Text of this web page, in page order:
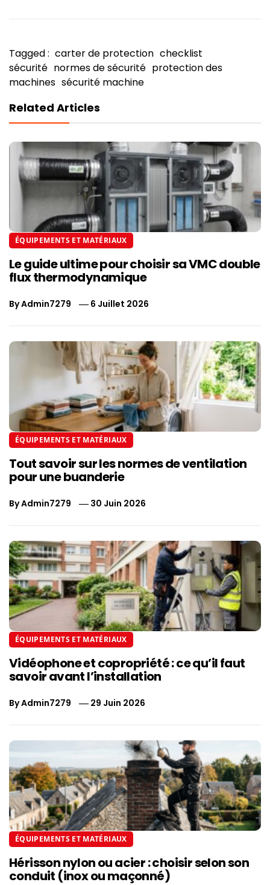
Tagged : carter de protection checklist
sécurité normes de sécurité protection des
machines sécurité machine
Related Articles
ÉQUIPEMENTS ET MATÉRIAUX
Le guide ultime pour choisir sa VMC double
flux thermodynamique
ByAdmin7279 6 Juillet 2026
ÉQUIPEMENTS ET MATÉRIAUX
Tout savoir sur les normes de ventilation
pour une buanderie
ByAdmin7279 30 Juin 2026
ÉQUIPEMENTS ET MATÉRIAUX
Vidéophone et copropriété : ce qu’il faut
savoir avant l’installation
ByAdmin7279 29 Juin 2026
ÉQUIPEMENTS ET MATÉRIAUX
Hérisson nylon ou acier : choisir selon son
conduit (inox ou maçonné)